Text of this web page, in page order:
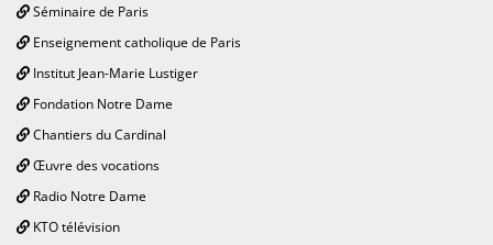
Séminaire de Paris
Enseignement catholique de Paris
Institut Jean-Marie Lustiger
Fondation Notre Dame
Chantiers du Cardinal
Œuvre des vocations
Radio Notre Dame
KTO télévision